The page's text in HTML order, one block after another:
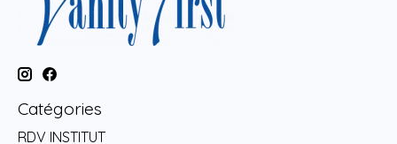
Catégories
RDV INSTITUT